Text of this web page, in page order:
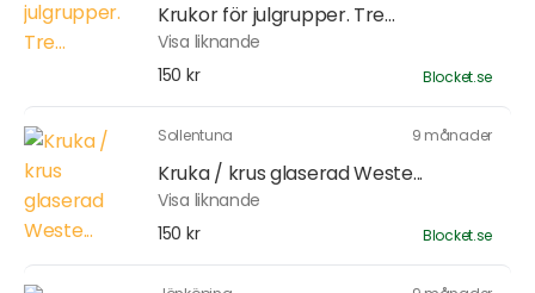
Krukor för julgrupper. Tre...
Visa liknande
150 kr
Blocket.se
Sollentuna 9 månader
Kruka / krus glaserad Weste...
Visa liknande
150 kr
Blocket.se